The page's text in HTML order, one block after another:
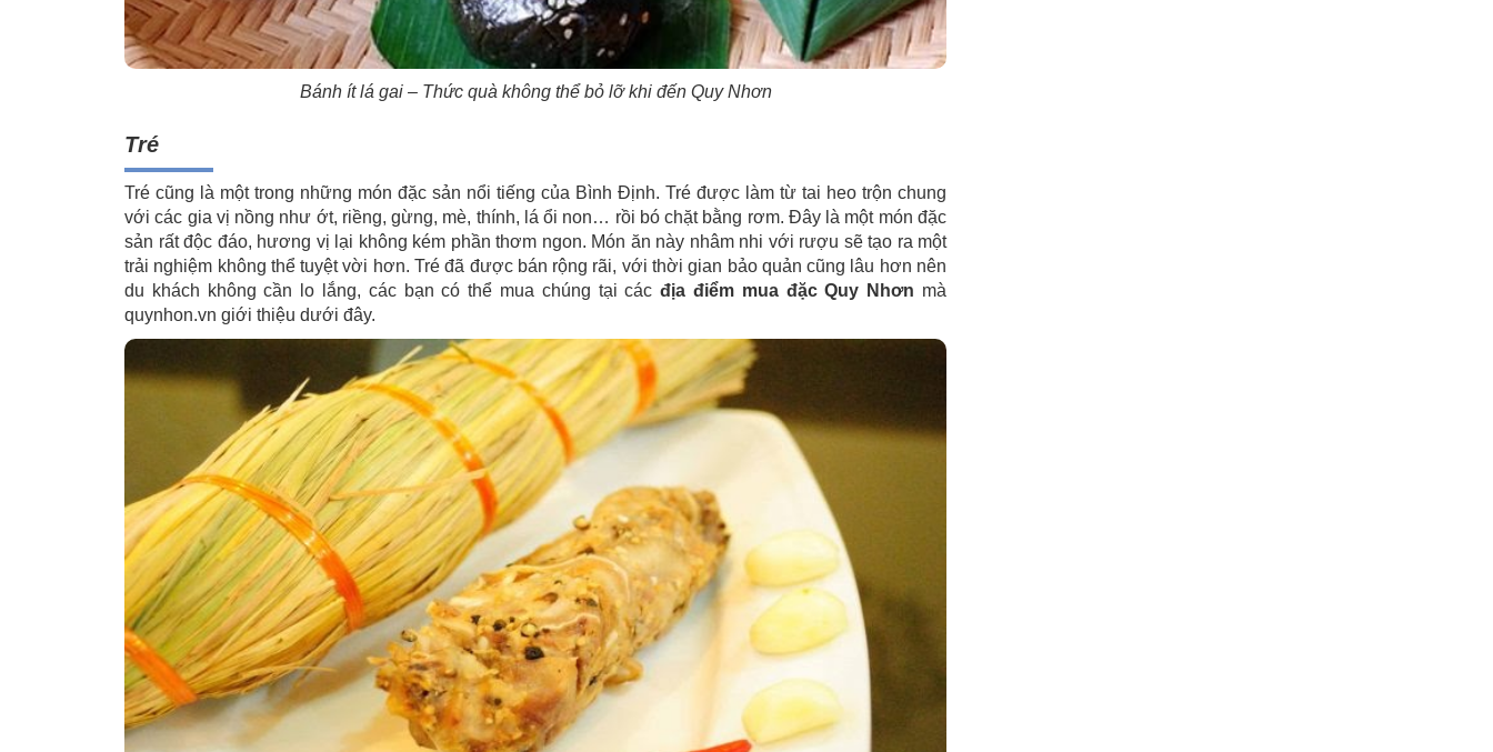
Bánh ít lá gai – Thức quà không thể bỏ lỡ khi đến Quy Nhơn
Tré
Tré cũng là một trong những món đặc sản nổi tiếng của Bình Định. Tré được làm từ tai heo trộn chung
với các gia vị nồng như ớt, riềng, gừng, mè, thính, lá ổi non… rồi bó chặt bằng rơm. Đây là một món đặc
sản rất độc đáo, hương vị lại không kém phần thơm ngon. Món ăn này nhâm nhi với rượu sẽ tạo ra một
trải nghiệm không thể tuyệt vời hơn. Tré đã được bán rộng rãi, với thời gian bảo quản cũng lâu hơn nên
du khách không cần lo lắng, các bạn có thể mua chúng tại cácđịa điểm mua đặc Quy Nhơn mà
quynhon.vn giới thiệu dưới đây.